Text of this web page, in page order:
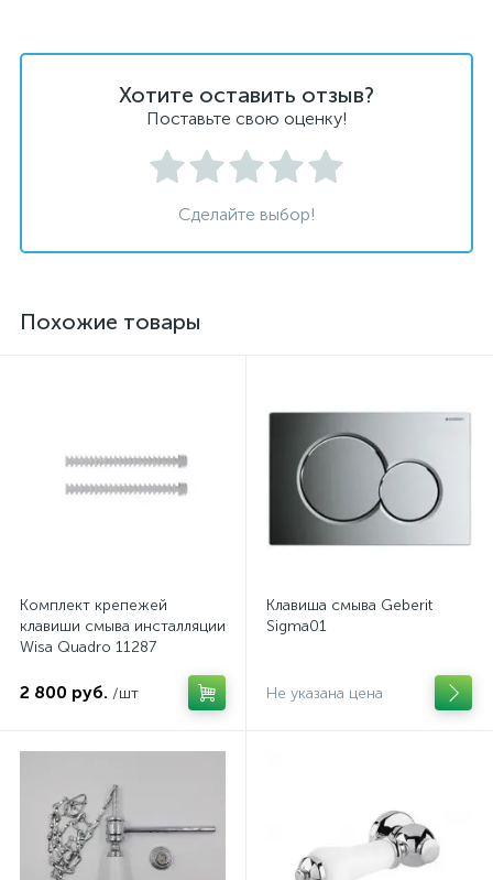
Хотите оставить отзыв?
Поставьте свою оценку!
Сделайте выбор!
Похожие товары
Комплект крепежей
клавиши смыва инсталляции
Wisa Quadro 11287
2 800 руб. /шт
Клавиша смыва Geberit
Sigma01
Не указана цена